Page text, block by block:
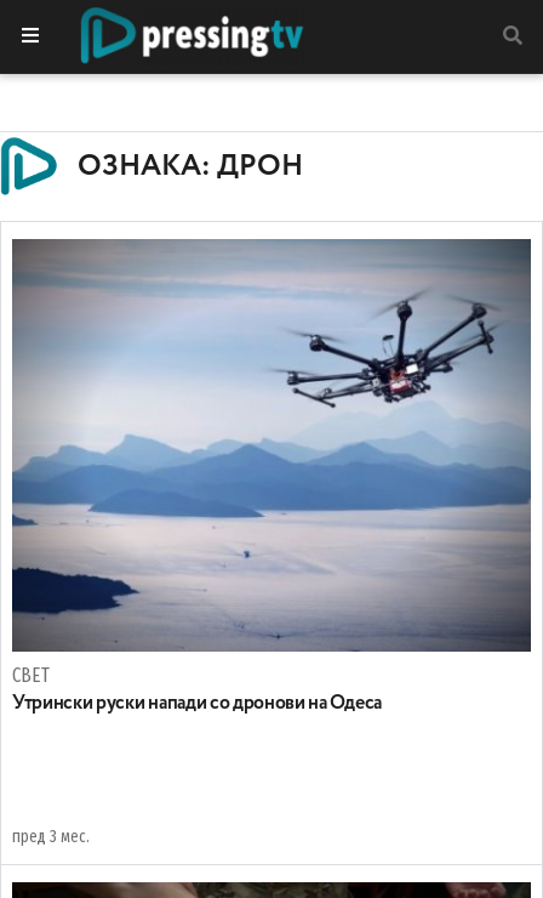
ОЗНАКА: ДРОН
СВЕТ
Утрински руски напади со дронови на Одеса
пред 3 мес.